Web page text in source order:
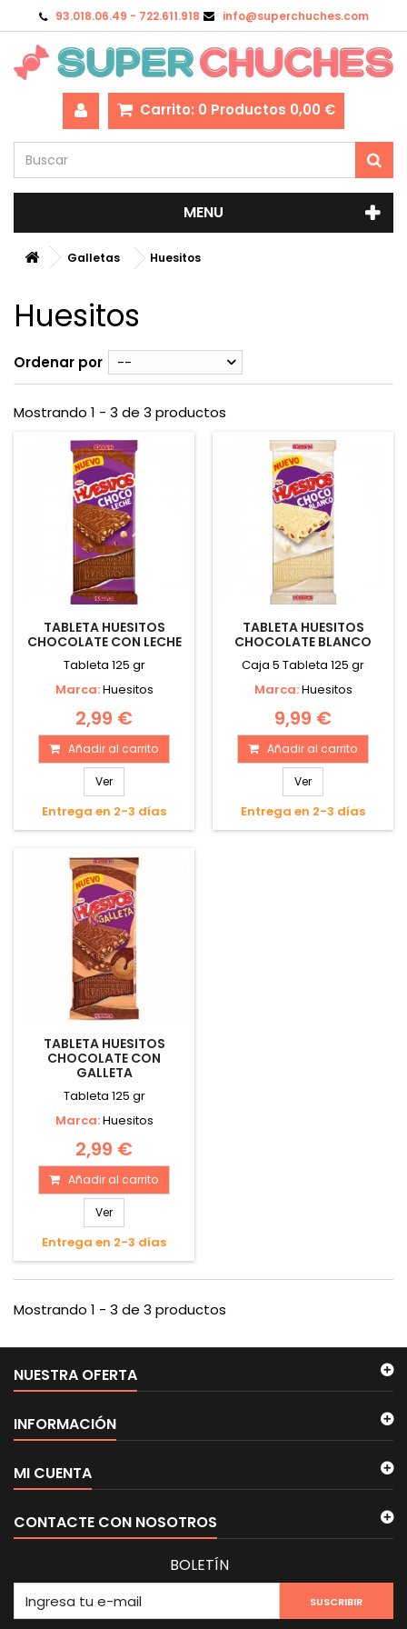
93.018.06.49 - 722.611.918 info@superchuches.com
Carrito: 0 Productos 0,00 €
MENU
Galletas Huesitos
Huesitos
Ordenar por --
Mostrando 1 - 3 de 3 productos
TABLETA HUESITOS
CHOCOLATE CON LECHE
Tableta 125 gr
Marca:Huesitos
2,99 €
Añadir al carrito
Ver
Entrega en 2-3 días
TABLETA HUESITOS
CHOCOLATE BLANCO
Caja 5 Tableta 125 gr
Marca:Huesitos
9,99 €
Añadir al carrito
Ver
Entrega en 2-3 días
TABLETA HUESITOS
CHOCOLATE CON
GALLETA
Tableta 125 gr
Marca:Huesitos
2,99 €
Añadir al carrito
Ver
Entrega en 2-3 días
Mostrando 1 - 3 de 3 productos
NUESTRA OFERTA
INFORMACIÓN
MI CUENTA
CONTACTE CON NOSOTROS
BOLETÍN
SUSCRIBIR